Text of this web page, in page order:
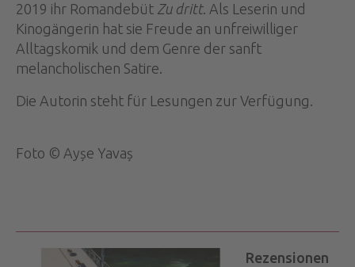
2019 ihr Romandebüt Zu dritt. Als Leserin und
Kinogängerin hat sie Freude an unfreiwilliger
Alltagskomik und dem Genre der sanft
melancholischen Satire.
Die Autorin steht für Lesungen zur Verfügung.
Foto © Ayșe Yavaș
Rezensionen